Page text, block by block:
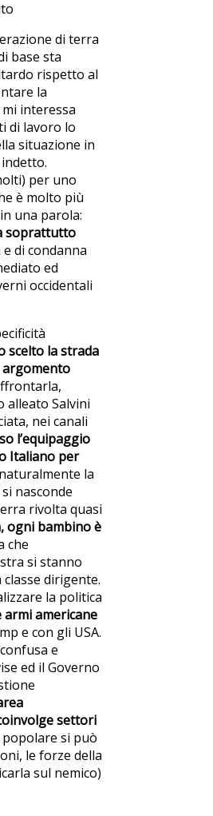
di terra
base sta
rispetto al
la
interessa
di lavoro lo
situazione in
per uno
è molto più
una parola:
soprattutto
di condanna
ed
occidentali
scelto la strada
argomento
alleato Salvini
nei canali
l’equipaggio
Italiano per
la
si nasconde
rivolta quasi
ogni bambino è
che
si stanno
dirigente.
la politica
americane
e con gli USA.
e
ed il Governo
settori
popolare si può
le forze della
sul nemico)